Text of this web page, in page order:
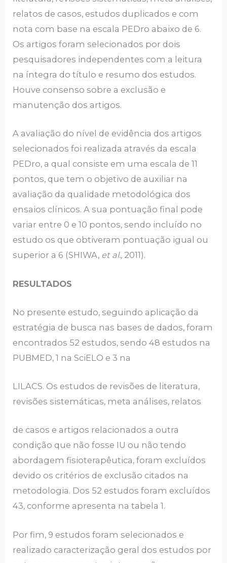
relatos de casos, estudos duplicados e com
nota com base na escala PEDro abaixo de 6.
Os artigos foram selecionados por dois
pesquisadores independentes com a leitura
na íntegra do título e resumo dos estudos.
Houve consenso sobre a exclusão e
manutenção dos artigos.
A avaliação do nível de evidência dos artigos
selecionados foi realizada através da escala
PEDro, a qual consiste em uma escala de 11
pontos, que tem o objetivo de auxiliar na
avaliação da qualidade metodológica dos
ensaios clínicos. A sua pontuação final pode
variar entre 0 e 10 pontos, sendo incluído no
estudo os que obtiveram pontuação igual ou
superior a 6 (SHIWA, et al., 2011).
RESULTADOS
No presente estudo, seguindo aplicação da
estratégia de busca nas bases de dados, foram
encontrados 52 estudos, sendo 48 estudos na
PUBMED, 1 na SciELO e 3 na
LILACS. Os estudos de revisões de literatura,
revisões sistemáticas, meta análises, relatos
de casos e artigos relacionados a outra
condição que não fosse IU ou não tendo
abordagem fisioterapêutica, foram excluídos
devido os critérios de exclusão citados na
metodologia. Dos 52 estudos foram excluídos
43, conforme apresenta na tabela 1.
Por fim, 9 estudos foram selecionados e
realizado caracterização geral dos estudos por